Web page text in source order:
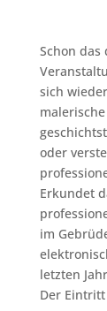
Schon das
sich
oder
Erkundet
im
letzten
Der